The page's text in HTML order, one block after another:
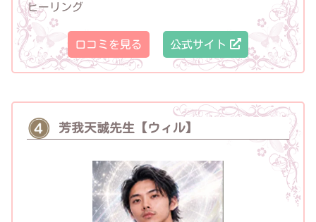
ヒーリング
口コミを見る 公式サイト
芳我天誠先生【ウィル】